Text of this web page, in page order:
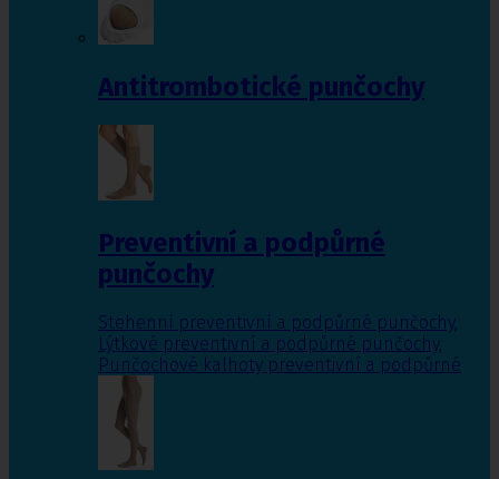
Antitrombotické punčochy
Preventivní a podpůrné
punčochy
Stehenní preventivní a podpůrné punčochy,
Lýtkové preventivní a podpůrné punčochy,
Punčochové kalhoty preventivní a podpůrné